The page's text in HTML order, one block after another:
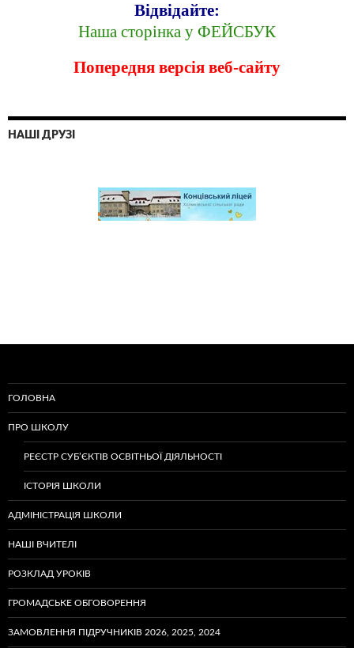
Відвідайте:
Наша сторінка у ФЕЙСБУК
Попередня версія веб-сайту
НАШІ ДРУЗІ
ГОЛОВНА
ПРО ШКОЛУ
РЕЄСТР СУБ’ЄКТІВ ОСВІТНЬОЇ ДІЯЛЬНОСТІ
ІСТОРІЯ ШКОЛИ
АДМІНІСТРАЦІЯ ШКОЛИ
НАШІ ВЧИТЕЛІ
РОЗКЛАД УРОКІВ
ГРОМАДСЬКЕ ОБГОВОРЕННЯ
ЗАМОВЛЕННЯ ПІДРУЧНИКІВ 2026, 2025, 2024